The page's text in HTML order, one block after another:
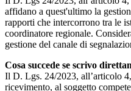
affidano a quest'ultimo la
rapporti che intercorrono tra le
coordinatore regionale.
gestione del canale di
Cosa succede se scrivo
Il D. Lgs. 24/2023, all’articolo 4,
ricevimento, al soggetto